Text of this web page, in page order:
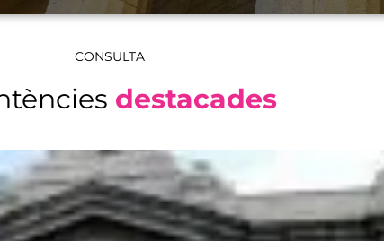
CONSULTA
destacades